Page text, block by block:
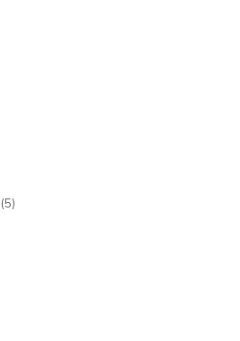
(5)